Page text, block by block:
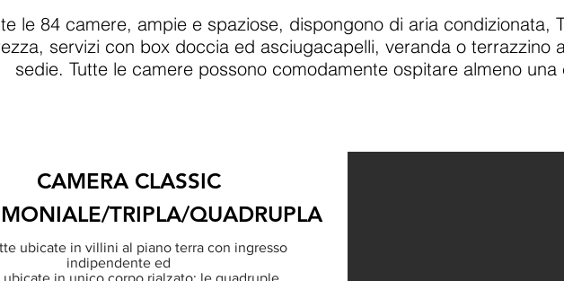
le 84 camere, ampie e spaziose, dispongono di aria condizionata,
servizi con box doccia ed asciugacapelli, veranda o terrazzino
sedie. Tutte le camere possono comodamente ospitare almeno una
CAMERA CLASSIC
TRIPLA/QUADRUPLA
ubicate in villini al piano terra con ingresso
indipendente ed
ubicate in unico corpo rialzato; le quadruple